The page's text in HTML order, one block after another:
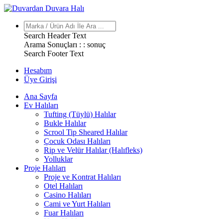
Search Header Text
Arama Sonuçları : : sonuç
Search Footer Text
Hesabım
Üye Girişi
Ana Sayfa
Ev Halıları
Tufting (Tüylü) Halılar
Bukle Halılar
Scrool Tip Sheared Halılar
Çocuk Odası Halıları
Rip ve Velür Halılar (Halıfleks)
Yolluklar
Proje Halıları
Proje ve Kontrat Halıları
Otel Halıları
Casino Halıları
Cami ve Yurt Halıları
Fuar Halıları